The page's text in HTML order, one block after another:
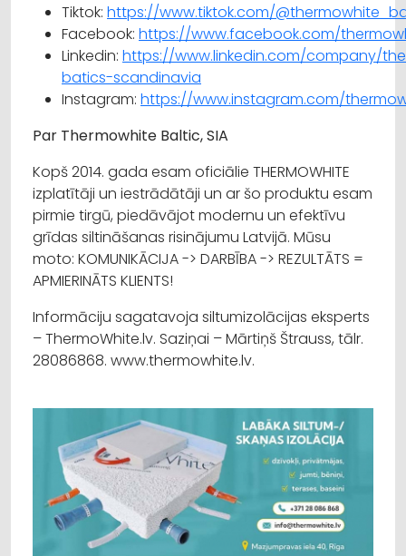
Tiktok: https://www.tiktok.com/
Facebook: https://www.facebook.com/
Linkedin: https://www.linkedin.com/company/
batics-scandinavia
Instagram: https://www.instagram.com/
Par Thermowhite Baltic, SIA
Kopš 2014. gada esam oficiālie THERMOWHITE
izplatītāji un iestrādātāji un ar šo produktu esam
pirmie tirgū, piedāvājot modernu un efektīvu
grīdas siltināšanas risinājumu Latvijā. Mūsu
moto: KOMUNIKĀCIJA -> DARBĪBA -> REZULTĀTS =
APMIERINĀTS KLIENTS!
Informāciju sagatavoja siltumizolācijas eksperts
– ThermoWhite.lv. Saziņai – Mārtiņš Štrauss, tālr.
28086868. www.thermowhite.lv.